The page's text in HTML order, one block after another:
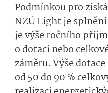
Podmínkou pro
NZÚ Light je
je výše ročního
o dotaci nebo
záměru. Výše
od 50 do 90 %